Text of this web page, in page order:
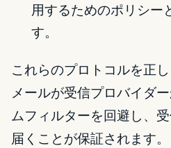
用するためのポリシー
す。
これらのプロトコルを正し
メールが受信プロバイダ
ムフィルターを回避し、
届くことが保証されます。